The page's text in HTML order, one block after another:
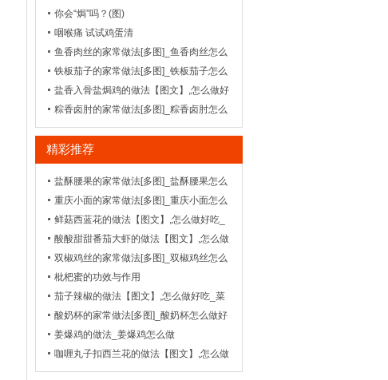
你会“焗”吗？(图)
咽喉痛 试试鸡蛋清
鱼香肉丝的家常做法[多图]_鱼香肉丝怎么
做好吃-_浙菜-_1
铁板茄子的家常做法[多图]_铁板茄子怎么
做好吃-_鲁菜-
盐香入骨盐焗鸡的做法【图文】,怎么做好
吃_菜谱_天天美食网
粽香卤肘的家常做法[多图]_粽香卤肘怎么
做好吃
精彩推荐
盐酥腰果的家常做法[多图]_盐酥腰果怎么
做好吃-_苏菜-
重庆小面的家常做法[多图]_重庆小面怎么
做好吃-_面条_1
鲜菇西蓝花的做法【图文】,怎么做好吃_
菜谱_天天美食网
酸酸甜甜番茄大虾的做法【图文】,怎么做
好吃_菜谱_天天美食网
双椒鸡丝的家常做法[多图]_双椒鸡丝怎么
做好吃-_家常菜谱
枇杷蜜的功效与作用
茄子辣椒的做法【图文】,怎么做好吃_菜
谱_天天美食网
酸奶杯的家常做法[多图]_酸奶杯怎么做好
吃
姜爆鸡的做法_姜爆鸡怎么做
咖喱丸子扣西兰花的做法【图文】,怎么做
好吃_菜谱_天天美食网